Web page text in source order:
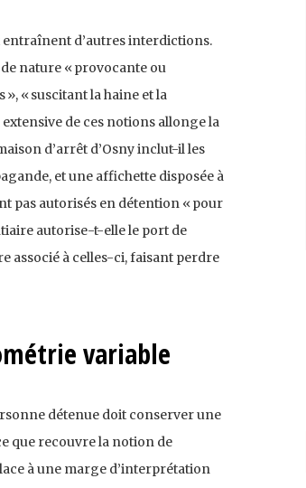
entraînent d’autres interdictions.
nature « provocante ou
« suscitant la haine et la
de ces notions allonge la
d’arrêt d’Osny inclut-il les
et une affichette disposée à
pas autorisés en détention « pour
autorise-t-elle le port de
associé à celles-ci, faisant perdre
variable
détenue doit conserver une
que recouvre la notion de
à une marge d’interprétation